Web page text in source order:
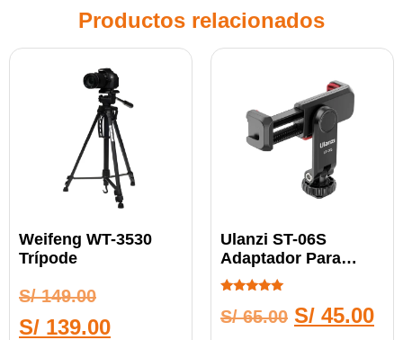
Productos relacionados
Weifeng WT-3530
Trípode
S/149.00
S/ 139.00
Ulanzi ST-06S
Adaptador Para
Celular
5.00
de 5
S/65.00 S/ 45.00